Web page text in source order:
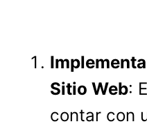
Sitio Web:
contar con